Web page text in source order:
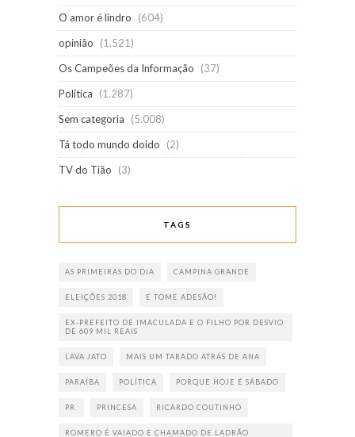
O amor é lindro
(604)
opinião
(1.521)
Os Campeões da Informação
(37)
Política
(1.287)
Sem categoria
(5.008)
Tá todo mundo doido
(2)
TV do Tião
(3)
TAGS
AS PRIMEIRAS DO DIA CAMPINA GRANDE
ELEIÇÕES 2018 E TOME ADESÃO!
EX-PREFEITO DE IMACULADA E O FILHO POR DESVIO
DE 609 MIL REAIS
LAVA JATO MAIS UM TARADO ATRÁS DE ANA
PARAÍBA POLÍTICA PORQUE HOJE É SÁBADO
PR. PRINCESA RICARDO COUTINHO
ROMERO É VAIADO E CHAMADO DE LADRÃO